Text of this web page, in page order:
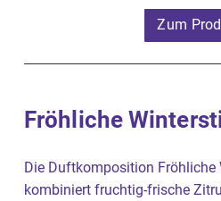
Zum
Fröhliche
Die Duftkomposition Fröhliche
kombiniert fruchtig-frische